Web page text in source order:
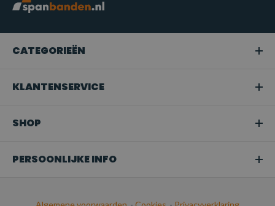
CATEGORIEËN
KLANTENSERVICE
SHOP
PERSOONLIJKE INFO